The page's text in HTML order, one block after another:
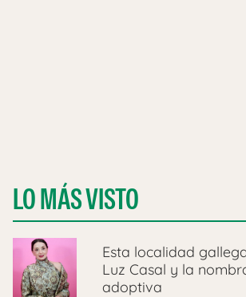
LO MÁS VISTO
Esta localidad
Luz Casal y la
adoptiva